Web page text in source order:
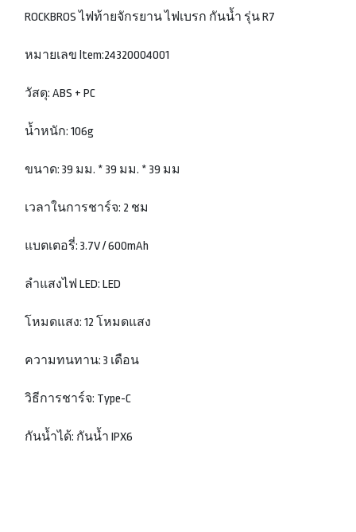
ROCKBROS ไฟท้ายจักรยาน ไฟเบรก กันน้ำ รุ่น R7
หมายเลข ltem:24320004001
วัสดุ: ABS + PC
น้ำหนัก: 106g
ขนาด: 39 มม. * 39 มม. * 39 มม
เวลาในการชาร์จ: 2 ชม
แบตเตอรี่: 3.7V / 600mAh
ลำแสงไฟ LED: LED
โหมดแสง: 12 โหมดแสง
ความทนทาน: 3 เดือน
วิธีการชาร์จ: Type-C
กันน้ำได้: กันน้ำ IPX6